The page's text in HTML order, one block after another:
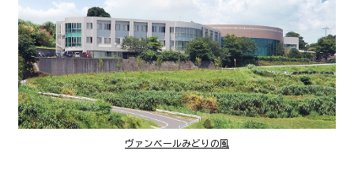
ヴァンベールみどりの風